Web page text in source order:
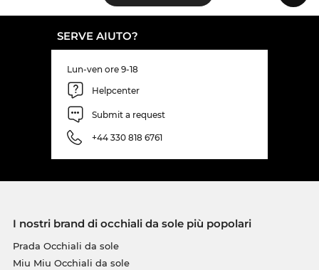
SERVE AIUTO?
Lun-ven ore 9-18
Helpcenter
Submit a request
+44 330 818 6761
I nostri brand di occhiali da sole più popolari
Prada Occhiali da sole
Miu Miu Occhiali da sole